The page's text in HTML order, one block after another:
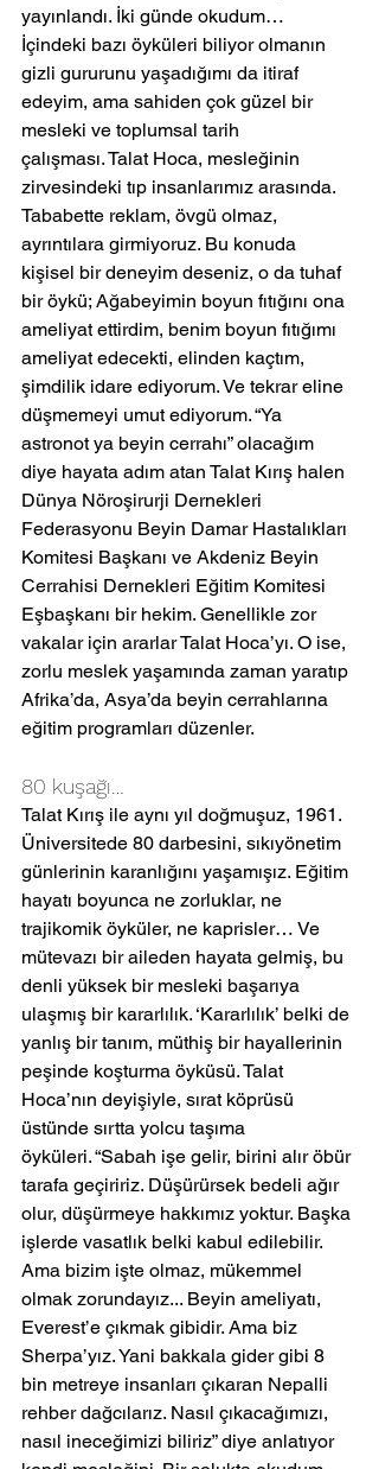
yayınlandı. İki günde okudum…
İçindeki bazı öyküleri biliyor olmanın
gizli gururunu yaşadığımı da itiraf
edeyim, ama sahiden çok güzel bir
mesleki ve toplumsal tarih
çalışması. Talat Hoca, mesleğinin
zirvesindeki tıp insanlarımız arasında.
Tababette reklam, övgü olmaz,
ayrıntılara girmiyoruz. Bu konuda
kişisel bir deneyim deseniz, o da tuhaf
bir öykü; Ağabeyimin boyun fıtığını ona
ameliyat ettirdim, benim boyun fıtığımı
ameliyat edecekti, elinden kaçtım,
şimdilik idare ediyorum. Ve tekrar eline
düşmemeyi umut ediyorum. “Ya
astronot ya beyin cerrahı” olacağım
diye hayata adım atan Talat Kırış halen
Dünya Nöroşirurji Dernekleri
Federasyonu Beyin Damar Hastalıkları
Komitesi Başkanı ve Akdeniz Beyin
Cerrahisi Dernekleri Eğitim Komitesi
Eşbaşkanı bir hekim. Genellikle zor
vakalar için ararlar Talat Hoca’yı. O ise,
zorlu meslek yaşamında zaman yaratıp
Afrika’da, Asya’da beyin cerrahlarına
eğitim programları düzenler.
80 kuşağı…
Talat Kırış ile aynı yıl doğmuşuz, 1961.
Üniversitede 80 darbesini, sıkıyönetim
günlerinin karanlığını yaşamışız. Eğitim
hayatı boyunca ne zorluklar, ne
trajikomik öyküler, ne kaprisler… Ve
mütevazı bir aileden hayata gelmiş, bu
denli yüksek bir mesleki başarıya
ulaşmış bir kararlılık. ‘Kararlılık’ belki de
yanlış bir tanım, müthiş bir hayallerinin
peşinde koşturma öyküsü. Talat
Hoca’nın deyişiyle, sırat köprüsü
üstünde sırtta yolcu taşıma
öyküleri. “Sabah işe gelir, birini alır öbür
tarafa geçiririz. Düşürürsek bedeli ağır
olur, düşürmeye hakkımız yoktur. Başka
işlerde vasatlık belki kabul edilebilir.
Ama bizim işte olmaz, mükemmel
olmak zorundayız... Beyin ameliyatı,
Everest’e çıkmak gibidir. Ama biz
Sherpa’yız. Yani bakkala gider gibi 8
bin metreye insanları çıkaran Nepalli
rehber dağcılarız. Nasıl çıkacağımızı,
nasıl ineceğimizi biliriz” diye anlatıyor